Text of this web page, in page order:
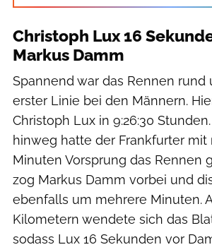
Christoph Lux 16
Markus Damm
Spannend war das Rennen rund
erster Linie bei den Männern.
Christoph Lux in 9:26:30
hinweg hatte der Frankfurter mit
Minuten Vorsprung das Rennen
zog Markus Damm vorbei und
ebenfalls um mehrere Minuten.
Kilometern wendete sich das
sodass Lux 16 Sekunden vor